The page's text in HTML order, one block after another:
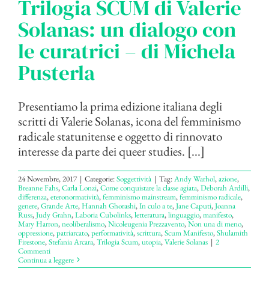
Trilogia SCUM di Valerie
Solanas: un dialogo con
le curatrici – di Michela
Pusterla
Presentiamo la prima edizione italiana degli
scritti di Valerie Solanas, icona del femminismo
radicale statunitense e oggetto di rinnovato
interesse da parte dei queer studies. [...]
24 Novembre, 2017 | Categorie:Soggettività | Tag:Andy Warhol,azione,
Breanne Fahs,Carla Lonzi,Come conquistare la classe agiata,Deborah Ardilli,
differenza,eteronormatività,femminismo mainstream,femminismo radicale,
genere,Grande Arte,Hannah Ghorashi,In culo a te,Jane Caputi,Joanna
Russ,Judy Grahn,Laboria Cubolinks,letteratura,linguaggio,manifesto,
Mary Harron,neoliberalismo,Nicoleugenia Prezzavento,Non una di meno,
oppressione,patriarcato,performatività,scrittura,Scum Manifesto,Shulamith
Firestone,Stefania Arcara,Trilogia Scum,utopia,Valerie Solanas | 2
Commenti
Continua a leggere